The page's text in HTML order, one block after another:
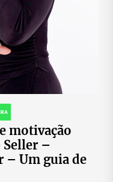
motivação
Seller –
– Um guia de